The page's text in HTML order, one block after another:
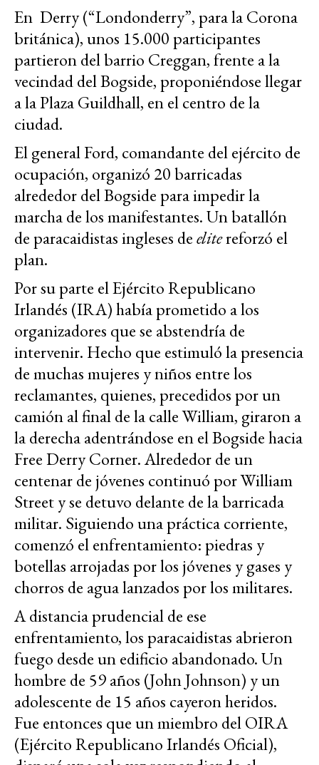
En Derry (“Londonderry”, para la Corona
británica), unos 15.000 participantes
partieron del barrio Creggan, frente a la
vecindad del Bogside, proponiéndose llegar
a la Plaza Guildhall, en el centro de la
ciudad.
El general Ford, comandante del ejército de
ocupación, organizó 20 barricadas
alrededor del Bogside para impedir la
marcha de los manifestantes. Un batallón
de paracaidistas ingleses deelitereforzó el
plan.
Por su parte el Ejército Republicano
Irlandés (IRA) había prometido a los
organizadores que se abstendría de
intervenir. Hecho que estimuló la presencia
de muchas mujeres y niños entre los
reclamantes, quienes, precedidos por un
camión al final de la calle William, giraron a
la derecha adentrándose en el Bogside hacia
Free Derry Corner. Alrededor de un
centenar de jóvenes continuó por William
Street y se detuvo delante de la barricada
militar. Siguiendo una práctica corriente,
comenzó el enfrentamiento: piedras y
botellas arrojadas por los jóvenes y gases y
chorros de agua lanzados por los militares.
A distancia prudencial de ese
enfrentamiento, los paracaidistas abrieron
fuego desde un edificio abandonado. Un
hombre de 59 años (John Johnson) y un
adolescente de 15 años cayeron heridos.
Fue entonces que un miembro del OIRA
(Ejército Republicano Irlandés Oficial),